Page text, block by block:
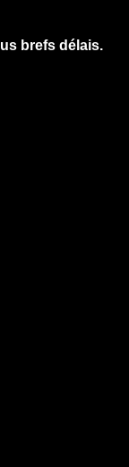
brefs délais.